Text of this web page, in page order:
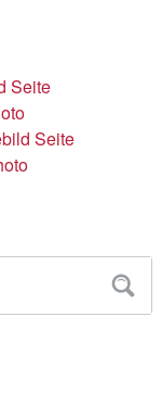
Seite
Seite